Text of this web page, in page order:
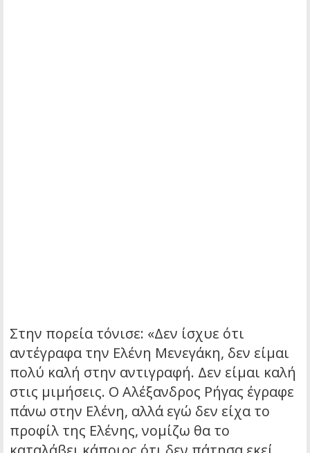
Στην πορεία τόνισε: «Δεν ίσχυε ότι
αντέγραφα την Ελένη Μενεγάκη, δεν είμαι
πολύ καλή στην αντιγραφή. Δεν είμαι καλή
στις μιμήσεις. Ο Αλέξανδρος Ρήγας έγραφε
πάνω στην Ελένη, αλλά εγώ δεν είχα το
προφίλ της Ελένης, νομίζω θα το